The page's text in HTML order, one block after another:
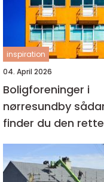
inspiration
04. April 2026
Boligforeninger i
nørresundby sådan
finder du den rette
lejebolig